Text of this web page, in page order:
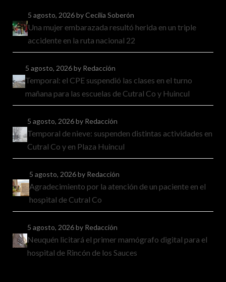
5 agosto, 2026by Cecilia Soberón
Una mujer embarazada resultó herida en un triple
accidente en la ruta nacional 22
5 agosto, 2026by Redacción
Temporal: el CPE suspendió las clases en el turno
mañana para las escuelas de Cutral Co y Huincul
5 agosto, 2026by Redacción
Temporal de nieve: suspenden distintas actividades en
Cutral Co y en Plaza Huincul
5 agosto, 2026by Redacción
Agradecimiento por la atención de un paciente en el
hospital de Cutral Co
5 agosto, 2026by Redacción
Neuquén licitará el primer mamógrafo digital para el
hospital de Rincón de los Sauces